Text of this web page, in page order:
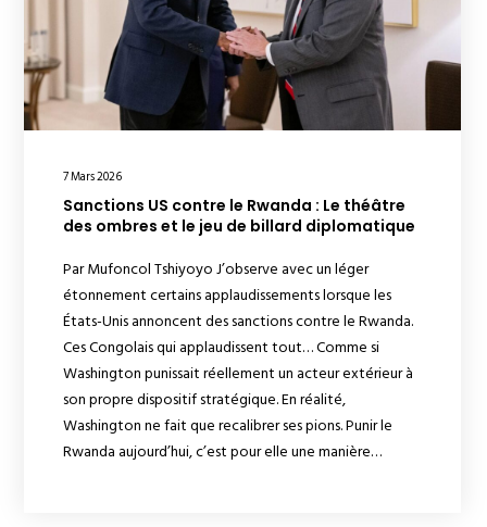
7 Mars 2026
Sanctions US contre le Rwanda : Le théâtre
des ombres et le jeu de billard diplomatique
Par Mufoncol Tshiyoyo J’observe avec un léger
étonnement certains applaudissements lorsque les
États-Unis annoncent des sanctions contre le Rwanda.
Ces Congolais qui applaudissent tout… Comme si
Washington punissait réellement un acteur extérieur à
son propre dispositif stratégique. En réalité,
Washington ne fait que recalibrer ses pions. Punir le
Rwanda aujourd’hui, c’est pour elle une manière…